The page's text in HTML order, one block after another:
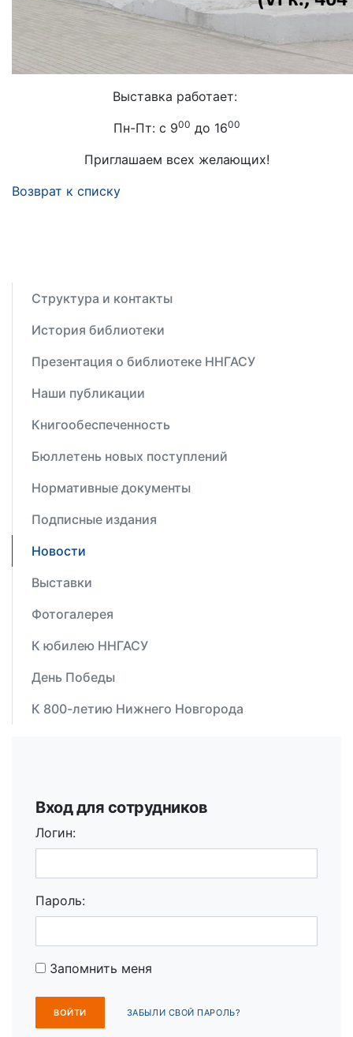
Выставка работает:
Пн-Пт: с 900 до 1600
Приглашаем всех желающих!
Возврат к списку
Структура и контакты
История библиотеки
Презентация о библиотеке ННГАСУ
Наши публикации
Книгообеспеченность
Бюллетень новых поступлений
Нормативные документы
Подписные издания
Новости
Выставки
Фотогалерея
К юбилею ННГАСУ
День Победы
К 800-летию Нижнего Новгорода
Вход для сотрудников
Логин:
Пароль:
Запомнить меня
ЗАБЫЛИ СВОЙ ПАРОЛЬ?